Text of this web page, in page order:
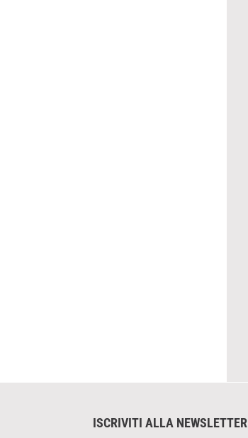
ISCRIVITI ALLA NEWSLETTER